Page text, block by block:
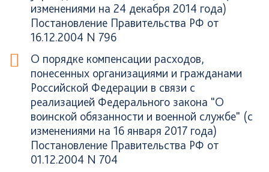
изменениями на 24 декабря 2014 года)
Постановление Правительства РФ от
16.12.2004 N 796
О порядке компенсации расходов,
понесенных организациями и гражданами
Российской Федерации в связи с
реализацией Федерального закона "О
воинской обязанности и военной службе" (с
изменениями на 16 января 2017 года)
Постановление Правительства РФ от
01.12.2004 N 704